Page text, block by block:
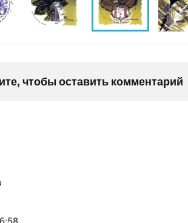
чтобы оставить комментарий